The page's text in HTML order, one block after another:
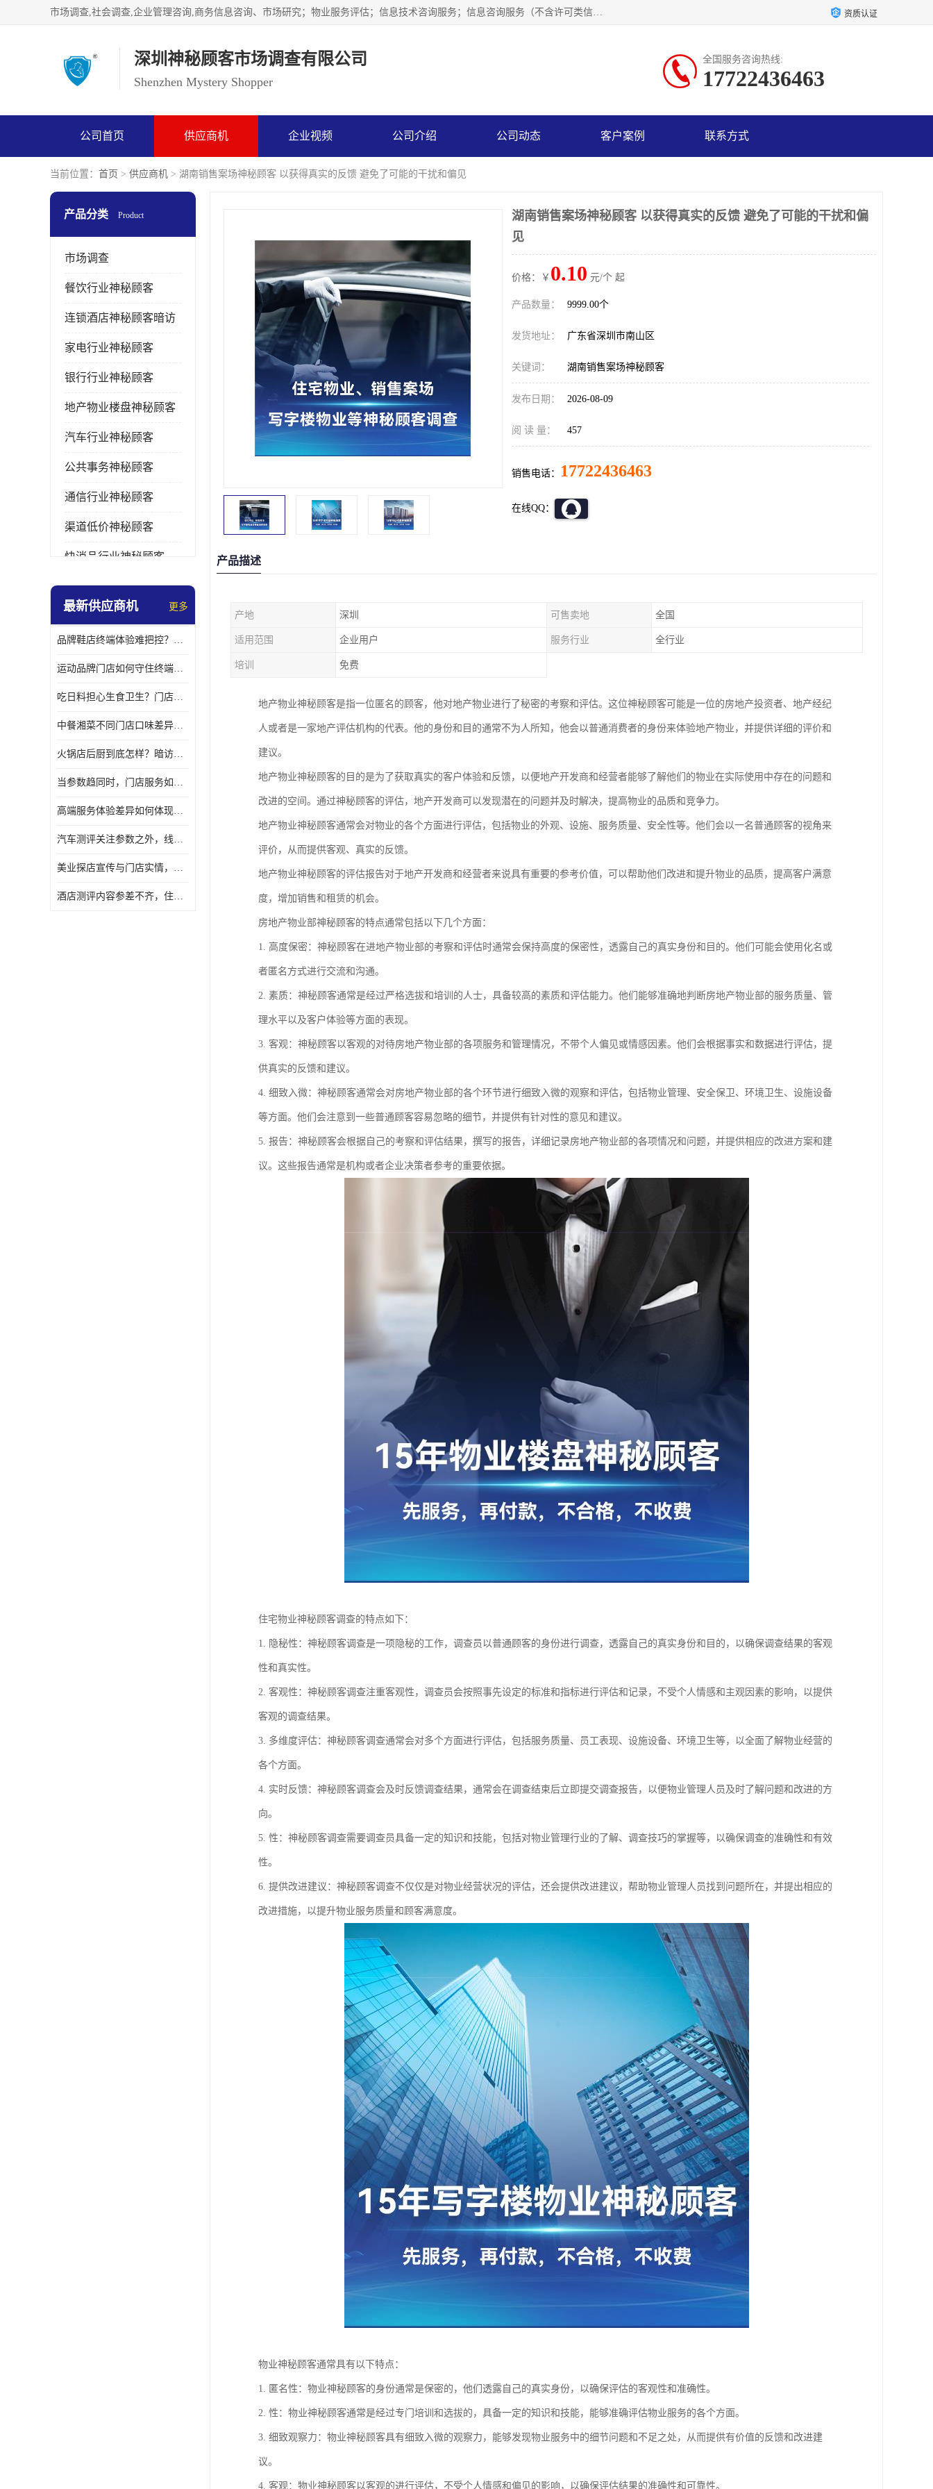
市场调查,社会调查,企业管理咨询,商务信息咨询、市场研究；物业服务评估；信息技术咨询服务；信息咨询服务（不含许可类信息咨询服务）；社会经济咨询服务；技术服务、技术开发、技术咨询、技术交流、技术转让、技术推广；企业信用调查和评估。 资质认证
深圳神秘顾客市场调查有限公司
Shenzhen Mystery Shopper
全国服务咨询热线:
17722436463
公司首页 供应商机 企业视频 公司介绍 公司动态 客户案例 联系方式
当前位置： 首页 > 供应商机 > 湖南销售案场神秘顾客 以获得真实的反馈 避免了可能的干扰和偏见
产品分类 Product
市场调查
餐饮行业神秘顾客
连锁酒店神秘顾客暗访
家电行业神秘顾客
银行行业神秘顾客
地产物业楼盘神秘顾客
汽车行业神秘顾客
公共事务神秘顾客
通信行业神秘顾客
渠道低价神秘顾客
快消品行业神秘顾客
医疗行业神秘顾客
金融行业神秘顾客
服装行业神秘顾客暗访
最新供应商机 更多
品牌鞋店终端体验难把控？第三方巡查筑牢品质防线
运动品牌门店如何守住终端标准？第三方巡查正在成为品牌“标配”
吃日料担心生食卫生？门店操作细节值得更多关注
中餐湘菜不同门店口味差异大？暗访视角下的出品真相
火锅店后厨到底怎样？暗访视角下的品控真实一面
当参数趋同时，门店服务如何影响消费者的较终选择？
高端服务体验差异如何体现？品牌或可尝试另一种测评视角
汽车测评关注参数之外，线下门店服务品质如何一同被看见？
美业探店宣传与门店实情，如何缩小差距？
酒店测评内容参差不齐，住宿品牌如何让真实体验被看见？
湖南销售案场神秘顾客 以获得真实的反馈 避免了可能的干扰和偏
见
价格：￥ 0.10 元/个 起
产品数量： 9999.00个
发货地址： 广东省深圳市南山区
关键词： 湖南销售案场神秘顾客
发布日期： 2026-08-09
阅 读 量： 457
销售电话： 17722436463
在线QQ：
产品描述
产地 深圳 可售卖地 全国
适用范围 企业用户 服务行业 全行业
培训 免费
地产物业神秘顾客是指一位匿名的顾客，他对地产物业进行了秘密的考察和评估。这位神秘顾客可能是一位的房地产投资者、地产经纪
人或者是一家地产评估机构的代表。他的身份和目的通常不为人所知，他会以普通消费者的身份来体验地产物业，并提供详细的评价和
建议。
地产物业神秘顾客的目的是为了获取真实的客户体验和反馈，以便地产开发商和经营者能够了解他们的物业在实际使用中存在的问题和
改进的空间。通过神秘顾客的评估，地产开发商可以发现潜在的问题并及时解决，提高物业的品质和竞争力。
地产物业神秘顾客通常会对物业的各个方面进行评估，包括物业的外观、设施、服务质量、安全性等。他们会以一名普通顾客的视角来
评价，从而提供客观、真实的反馈。
地产物业神秘顾客的评估报告对于地产开发商和经营者来说具有重要的参考价值，可以帮助他们改进和提升物业的品质，提高客户满意
度，增加销售和租赁的机会。
房地产物业部神秘顾客的特点通常包括以下几个方面：
1. 高度保密：神秘顾客在进地产物业部的考察和评估时通常会保持高度的保密性，透露自己的真实身份和目的。他们可能会使用化名或
者匿名方式进行交流和沟通。
2. 素质：神秘顾客通常是经过严格选拔和培训的人士，具备较高的素质和评估能力。他们能够准确地判断房地产物业部的服务质量、管
理水平以及客户体验等方面的表现。
3. 客观：神秘顾客以客观的对待房地产物业部的各项服务和管理情况，不带个人偏见或情感因素。他们会根据事实和数据进行评估，提
供真实的反馈和建议。
4. 细致入微：神秘顾客通常会对房地产物业部的各个环节进行细致入微的观察和评估，包括物业管理、安全保卫、环境卫生、设施设备
等方面。他们会注意到一些普通顾客容易忽略的细节，并提供有针对性的意见和建议。
5. 报告：神秘顾客会根据自己的考察和评估结果，撰写的报告，详细记录房地产物业部的各项情况和问题，并提供相应的改进方案和建
议。这些报告通常是机构或者企业决策者参考的重要依据。
住宅物业神秘顾客调查的特点如下：
1. 隐秘性：神秘顾客调查是一项隐秘的工作，调查员以普通顾客的身份进行调查，透露自己的真实身份和目的，以确保调查结果的客观
性和真实性。
2. 客观性：神秘顾客调查注重客观性，调查员会按照事先设定的标准和指标进行评估和记录，不受个人情感和主观因素的影响，以提供
客观的调查结果。
3. 多维度评估：神秘顾客调查通常会对多个方面进行评估，包括服务质量、员工表现、设施设备、环境卫生等，以全面了解物业经营的
各个方面。
4. 实时反馈：神秘顾客调查会及时反馈调查结果，通常会在调查结束后立即提交调查报告，以便物业管理人员及时了解问题和改进的方
向。
5. 性：神秘顾客调查需要调查员具备一定的知识和技能，包括对物业管理行业的了解、调查技巧的掌握等，以确保调查的准确性和有效
性。
6. 提供改进建议：神秘顾客调查不仅仅是对物业经营状况的评估，还会提供改进建议，帮助物业管理人员找到问题所在，并提出相应的
改进措施，以提升物业服务质量和顾客满意度。
物业神秘顾客通常具有以下特点：
1. 匿名性：物业神秘顾客的身份通常是保密的，他们透露自己的真实身份，以确保评估的客观性和准确性。
2. 性：物业神秘顾客通常是经过专门培训和选拔的，具备一定的知识和技能，能够准确评估物业服务的各个方面。
3. 细致观察力：物业神秘顾客具有细致入微的观察力，能够发现物业服务中的细节问题和不足之处，从而提供有价值的反馈和改进建
议。
4. 客观：物业神秘顾客以客观的进行评估，不受个人情感和偏见的影响，以确保评估结果的准确性和可靠性。